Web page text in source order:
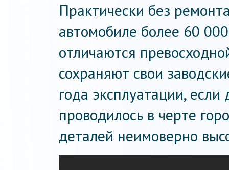
Практически без
автомобиле более 60
отличаются
сохраняют свои
года эксплуатации,
проводилось в черте
деталей неимоверно